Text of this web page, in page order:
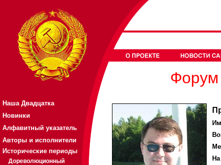
Наша Двадцатка
Новинки
Алфавитный указатель
Авторы и исполнители
Исторические периоды
Дореволюционный
Форум